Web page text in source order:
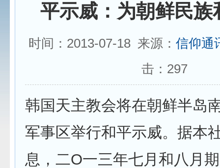
平示威：为朝鲜民族
时间：2013-07-18 来源： 信仰通
击： 297
韩国天主教会将在朝鲜半岛
军事区举行和平示威。据本
息，二O一三年七月和八月